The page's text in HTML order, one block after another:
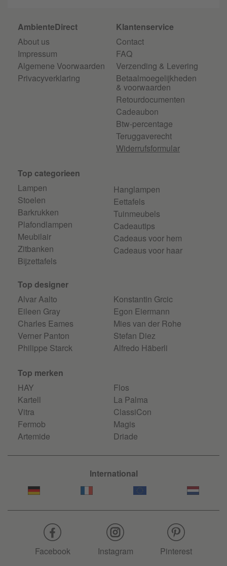
AmbienteDirect
About us
Impressum
Algemene Voorwaarden
Privacyverklaring
Klantenservice
Contact
FAQ
Verzending & Levering
Betaalmoegelijkheden
& voorwaarden
Retourdocumenten
Cadeaubon
Btw-percentage
Teruggaverecht
Widerrufsformular
Top categorieen
Lampen
Stoelen
Barkrukken
Plafondlampen
Meubilair
Zitbanken
Bijzettafels
Hanglampen
Eettafels
Tuinmeubels
Cadeautips
Cadeaus voor hem
Cadeaus voor haar
Top designer
Alvar Aalto
Eileen Gray
Charles Eames
Verner Panton
Philippe Starck
Konstantin Grcic
Egon Eiermann
Mies van der Rohe
Stefan Diez
Alfredo Häberli
Top merken
HAY
Kartell
Vitra
Fermob
Artemide
Flos
La Palma
ClassiCon
Magis
Driade
International
Facebook Instagram Pinterest